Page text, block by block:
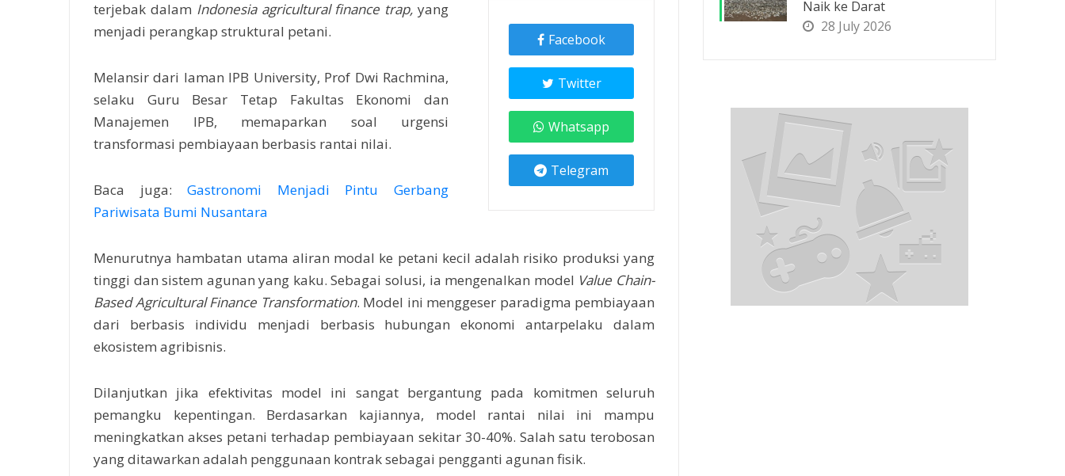
Facebook
Twitter
Whatsapp
Telegram
terjebak dalam Indonesia agricultural finance trap,yang
menjadi perangkap struktural petani.
Melansir dari laman IPB University, Prof Dwi Rachmina,
selaku Guru Besar Tetap Fakultas Ekonomi dan
Manajemen IPB, memaparkan soal urgensi
transformasi pembiayaan berbasis rantai nilai.
Baca juga:Gastronomi Menjadi Pintu Gerbang
Pariwisata Bumi Nusantara
Menurutnya hambatan utama aliran modal ke petani kecil adalah risiko produksi yang
tinggi dan sistem agunan yang kaku. Sebagai solusi, ia mengenalkan model Value Chain-
Based Agricultural Finance Transformation. Model ini menggeser paradigma pembiayaan
dari berbasis individu menjadi berbasis hubungan ekonomi antarpelaku dalam
ekosistem agribisnis.
Dilanjutkan jika efektivitas model ini sangat bergantung pada komitmen seluruh
pemangku kepentingan. Berdasarkan kajiannya, model rantai nilai ini mampu
meningkatkan akses petani terhadap pembiayaan sekitar 30-40%. Salah satu terobosan
yang ditawarkan adalah penggunaan kontrak sebagai pengganti agunan fisik.
Naik ke Darat
28 July 2026